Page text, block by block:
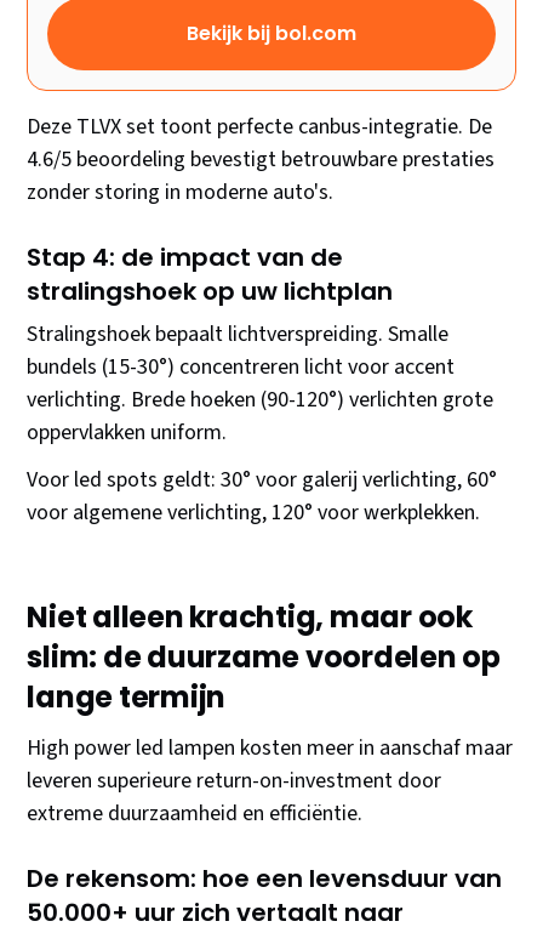
Bekijk bij bol.com
Deze TLVX set toont perfecte canbus-integratie. De
4.6/5 beoordeling bevestigt betrouwbare prestaties
zonder storing in moderne auto's.
Stap 4: de impact van de
stralingshoek op uw lichtplan
Stralingshoek bepaalt lichtverspreiding. Smalle
bundels (15-30°) concentreren licht voor accent
verlichting. Brede hoeken (90-120°) verlichten grote
oppervlakken uniform.
Voor led spots geldt: 30° voor galerij verlichting, 60°
voor algemene verlichting, 120° voor werkplekken.
Niet alleen krachtig, maar ook
slim: de duurzame voordelen op
lange termijn
High power led lampen kosten meer in aanschaf maar
leveren superieure return-on-investment door
extreme duurzaamheid en efficiëntie.
De rekensom: hoe een levensduur van
50.000+ uur zich vertaalt naar